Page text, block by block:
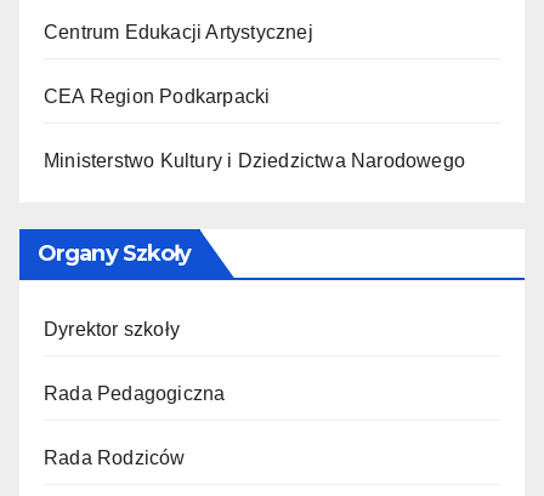
Centrum Edukacji Artystycznej
CEA Region Podkarpacki
Ministerstwo Kultury i Dziedzictwa Narodowego
Organy Szkoły
Dyrektor szkoły
Rada Pedagogiczna
Rada Rodziców